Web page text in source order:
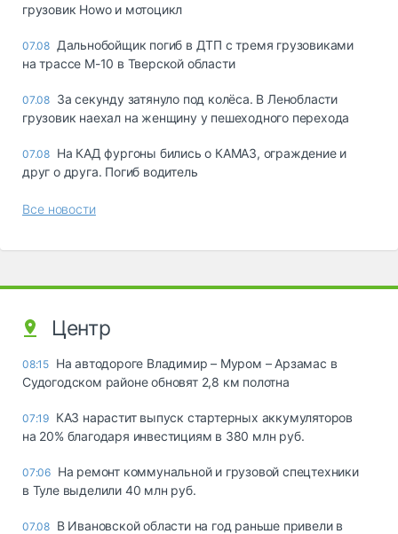
грузовик Howo и мотоцикл
07.08 Дальнобойщик погиб в ДТП с тремя грузовиками
на трассе М-10 в Тверской области
07.08 За секунду затянуло под колёса. В Ленобласти
грузовик наехал на женщину у пешеходного перехода
07.08 На КАД фургоны бились о КАМАЗ, ограждение и
друг о друга. Погиб водитель
Все новости
Центр
08:15 На автодороге Владимир – Муром – Арзамас в
Судогодском районе обновят 2,8 км полотна
07:19 КАЗ нарастит выпуск стартерных аккумуляторов
на 20% благодаря инвестициям в 380 млн руб.
07:06 На ремонт коммунальной и грузовой спецтехники
в Туле выделили 40 млн руб.
07.08 В Ивановской области на год раньше привели в